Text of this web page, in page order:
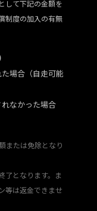
して下記の金額を
制度の加入の有無
場合（自走可能
れなかった場合
または免除となり
了となります。ま
等は返金できませ